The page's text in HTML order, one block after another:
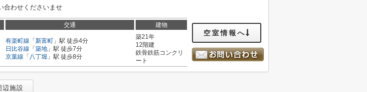
合わせくださいませ
交通 建物
有楽町線 「 新富町 」駅 徒歩4分
日比谷線 「 築地 」駅 徒歩7分
京葉線 「 八丁堀 」駅 徒歩8分
築21年
12階建
鉄骨鉄筋コンクリ
ート
空室情報へ
辺施設